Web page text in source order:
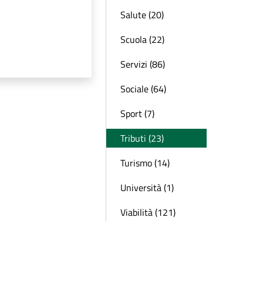
Salute (20)
Scuola (22)
Servizi (86)
Sociale (64)
Sport (7)
Tributi (23)
Turismo (14)
Università (1)
Viabilità (121)